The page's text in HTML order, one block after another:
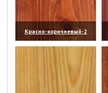
Красно-коричневый-2
(увеличить)